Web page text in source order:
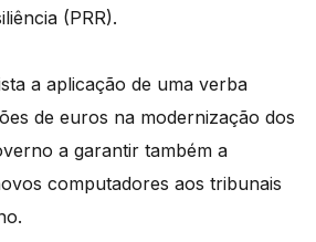
(PRR).
a aplicação de uma verba
de euros na modernização dos
a garantir também a
computadores aos tribunais